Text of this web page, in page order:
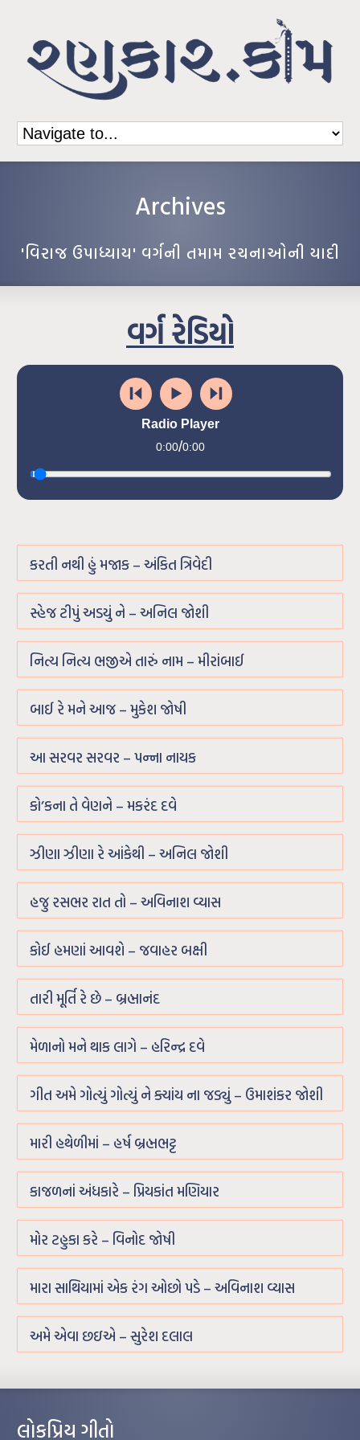
Archives
'વિરાજ ઉપાધ્યાય' વર્ગની તમામ રચનાઓની યાદી
વર્ગ રેડિયો
Radio Player
0:00/0:00
કરતી નથી હું મજાક – અંકિત ત્રિવેદી
સ્હેજ ટીપું અડયું ને – અનિલ જોશી
નિત્ય નિત્ય ભજીએ તારું નામ – મીરાંબાઈ
બાઈ રે મને આજ – મુકેશ જોષી
આ સરવર સરવર – પન્ના નાયક
કો’કના તે વેણને – મકરંદ દવે
ઝીણા ઝીણા રે આંકેથી – અનિલ જોશી
હજુ રસભર રાત તો – અવિનાશ વ્યાસ
કોઈ હમણાં આવશે – જવાહર બક્ષી
તારી મૂર્તિ રે છે – બ્રહ્માનંદ
મેળાનો મને થાક લાગે – હરિન્દ્ર દવે
ગીત અમે ગોત્યું ગોત્યું ને ક્યાંય ના જડ્યું – ઉમાશંકર જોશી
મારી હથેળીમાં – હર્ષ બ્રહ્મભટ્ટ
કાજળનાં અંધકારે – પ્રિયકાંત મણિયાર
મોર ટહુકા કરે – વિનોદ જોષી
મારા સાથિયામાં એક રંગ ઓછો પડે – અવિનાશ વ્યાસ
અમે એવા છઇએ – સુરેશ દલાલ
લોકપ્રિય ગીતો